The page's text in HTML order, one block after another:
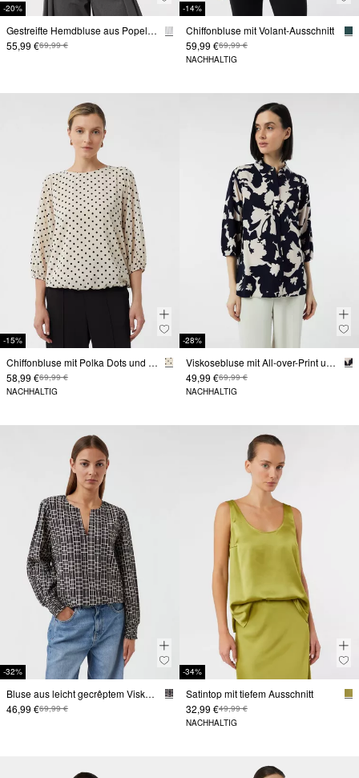
-20%
Gestreifte Hemdbluse aus Popeline
55,99 €69,99 €
-14%
Chiffonbluse mit Volant-Ausschnitt
59,99 €69,99 €
NACHHALTIG
-15%
Chiffonbluse mit Polka Dots und Elastiksaum
58,99 €69,99 €
NACHHALTIG
-28%
Viskosebluse mit All-over-Print und 3/4-Ärmeln
49,99 €69,99 €
NACHHALTIG
-32%
Bluse aus leicht gecrêptem Viskosemix
46,99 €69,99 €
-34%
Satintop mit tiefem Ausschnitt
32,99 €49,99 €
NACHHALTIG